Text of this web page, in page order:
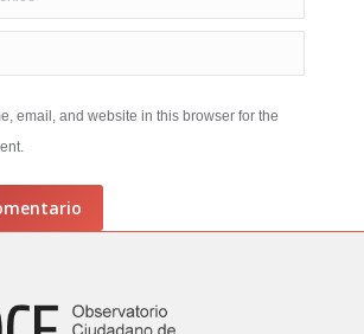
email, and website in this browser for the